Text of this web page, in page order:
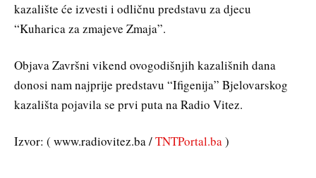
kazalište će izvesti i odličnu predstavu za djecu
“Kuharica za zmajeve Zmaja”.
Objava Završni vikend ovogodišnjih kazališnih dana
donosi nam najprije predstavu “Ifigenija” Bjelovarskog
kazališta pojavila se prvi puta na Radio Vitez.
Izvor: ( www.radiovitez.ba /TNTPortal.ba )